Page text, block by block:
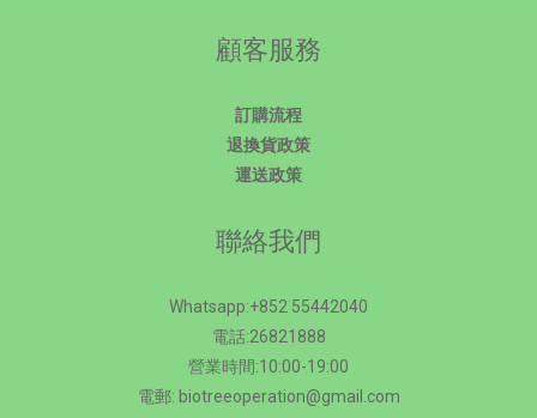
顧客服務
訂購流程
退換貨政策
運送政策
聯絡我們
Whatsapp:+852 55442040
電話:26821888
營業時間:10:00-19:00
電郵: biotreeoperation@gmail.com